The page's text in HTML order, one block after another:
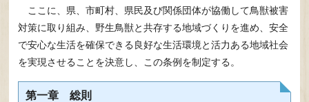
ここに、県、市町村、県民及び関係団体が協働して鳥獣被害
対策に取り組み、野生鳥獣と共存する地域づくりを進め、安全
で安心な生活を確保できる良好な生活環境と活力ある地域社会
を実現させることを決意し、この条例を制定する。
第一章 総則